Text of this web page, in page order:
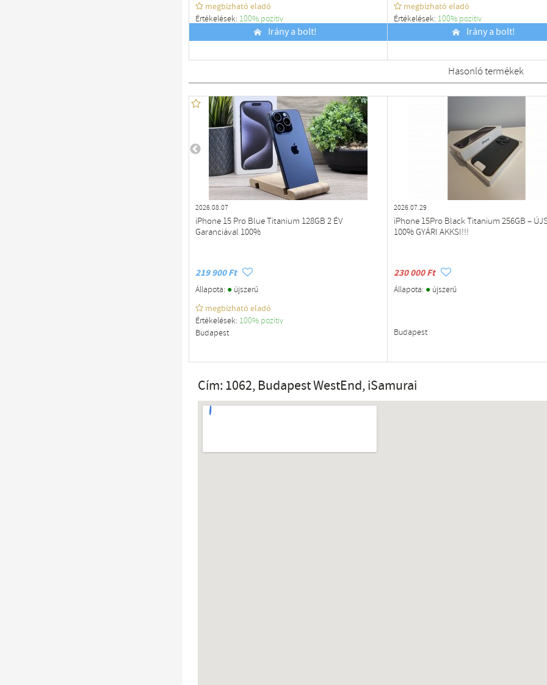
megbízható eladó
Értékelések: 100% pozítiv
Irány a bolt!
megbízható eladó
Értékelések: 100% pozítiv
Irány a bolt!
Hasonló termékek
2026.08.07
iPhone 15 Pro Blue Titanium 128GB 2 ÉV
Garanciával 100%
219 900 Ft
Állapota: ●újszerű
megbízható eladó
Értékelések: 100% pozítiv
Budapest
2026.07.29
iPhone 15Pro Black Titanium 256GB –
100% GYÁRI AKKSI!!!
230 000 Ft
Állapota: ●újszerű
Budapest
Cím: 1062, Budapest WestEnd, iSamurai